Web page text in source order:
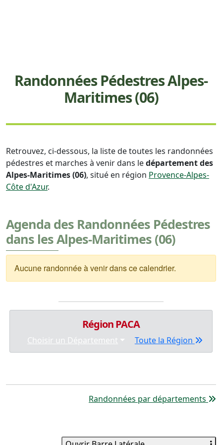
Randonnées Pédestres Alpes-
Maritimes (06)
Retrouvez, ci-dessous, la liste de toutes les randonnées
pédestres et marches à venir dans ledépartement des
Alpes-Maritimes (06), situé en région Provence-Alpes-
Côte d'Azur.
Agenda des Randonnées Pédestres
dans les Alpes-Maritimes (06)
Aucune randonnée à venir dans ce calendrier.
Région PACA
Choisir un Département Toute la Région
Randonnées par départements